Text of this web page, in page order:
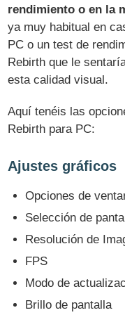
rendimiento o en la
ya muy habitual en
PC o un test de
Rebirth que le
esta calidad visual.
Aquí tenéis las
Rebirth para PC:
Ajustes gráficos
Opciones de
Selección de
Resolución de
FPS
Modo de
Brillo de pantalla